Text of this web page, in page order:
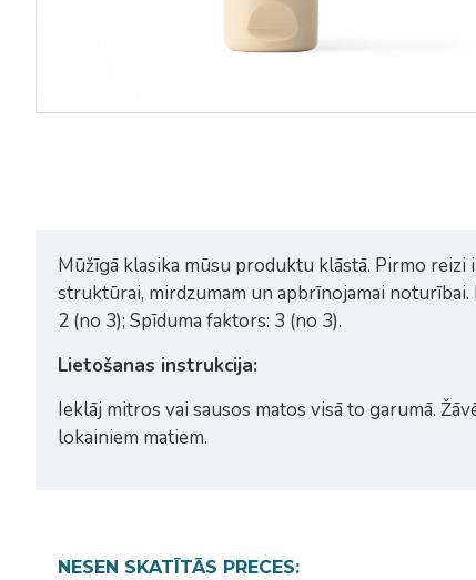
Mūžīgā klasika mūsu produktu klāstā. Pirmo
struktūrai, mirdzumam un apbrīnojamai noturībai.
2 (no 3); Spīduma faktors: 3 (no 3).
Lietošanas instrukcija:
Ieklāj mitros vai sausos matos visā to garumā.
lokainiem matiem.
NESEN SKATĪTĀS PRECES: